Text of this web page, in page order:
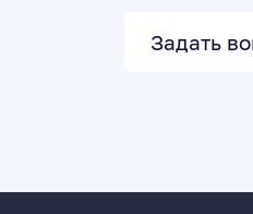
Задать